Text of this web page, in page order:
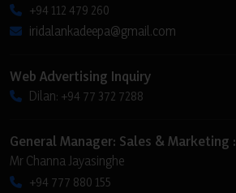
+94 112 479 260
iridalankadeepa@gmail.com
Web Advertising Inquiry
Dilan: +94 77 372 7288
General Manager: Sales & Marketing :
Mr Channa Jayasinghe
+94 777 880 155